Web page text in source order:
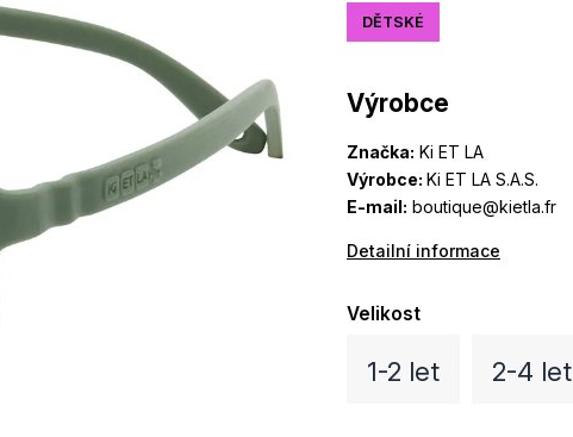
Výrobce
Značka: Ki ET LA
Výrobce:Ki ET LA S.A.S.
E-mail: boutique@kietla.fr
Detailní informace
DĚTSKÉ
Velikost
1-2 let 2-4 let